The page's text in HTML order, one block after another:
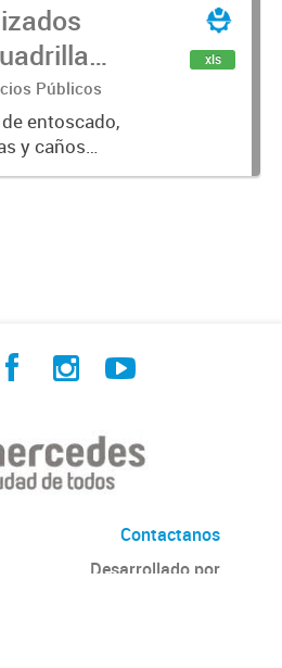
de tapa
Públicos
entoscado,
y caños
Informe
xls
Contactanos
Desarrollado por